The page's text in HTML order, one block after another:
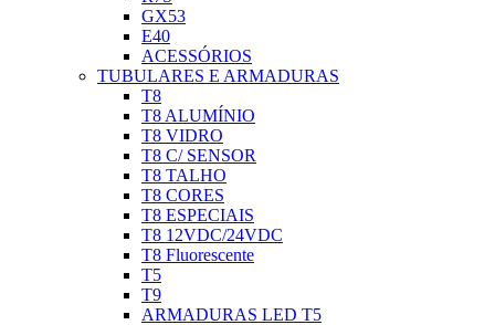
GX53
E40
ACESSÓRIOS
TUBULARES E ARMADURAS
T8
T8 ALUMÍNIO
T8 VIDRO
T8 C/ SENSOR
T8 TALHO
T8 CORES
T8 ESPECIAIS
T8 12VDC/24VDC
T8 Fluorescente
T5
T9
ARMADURAS LED T5